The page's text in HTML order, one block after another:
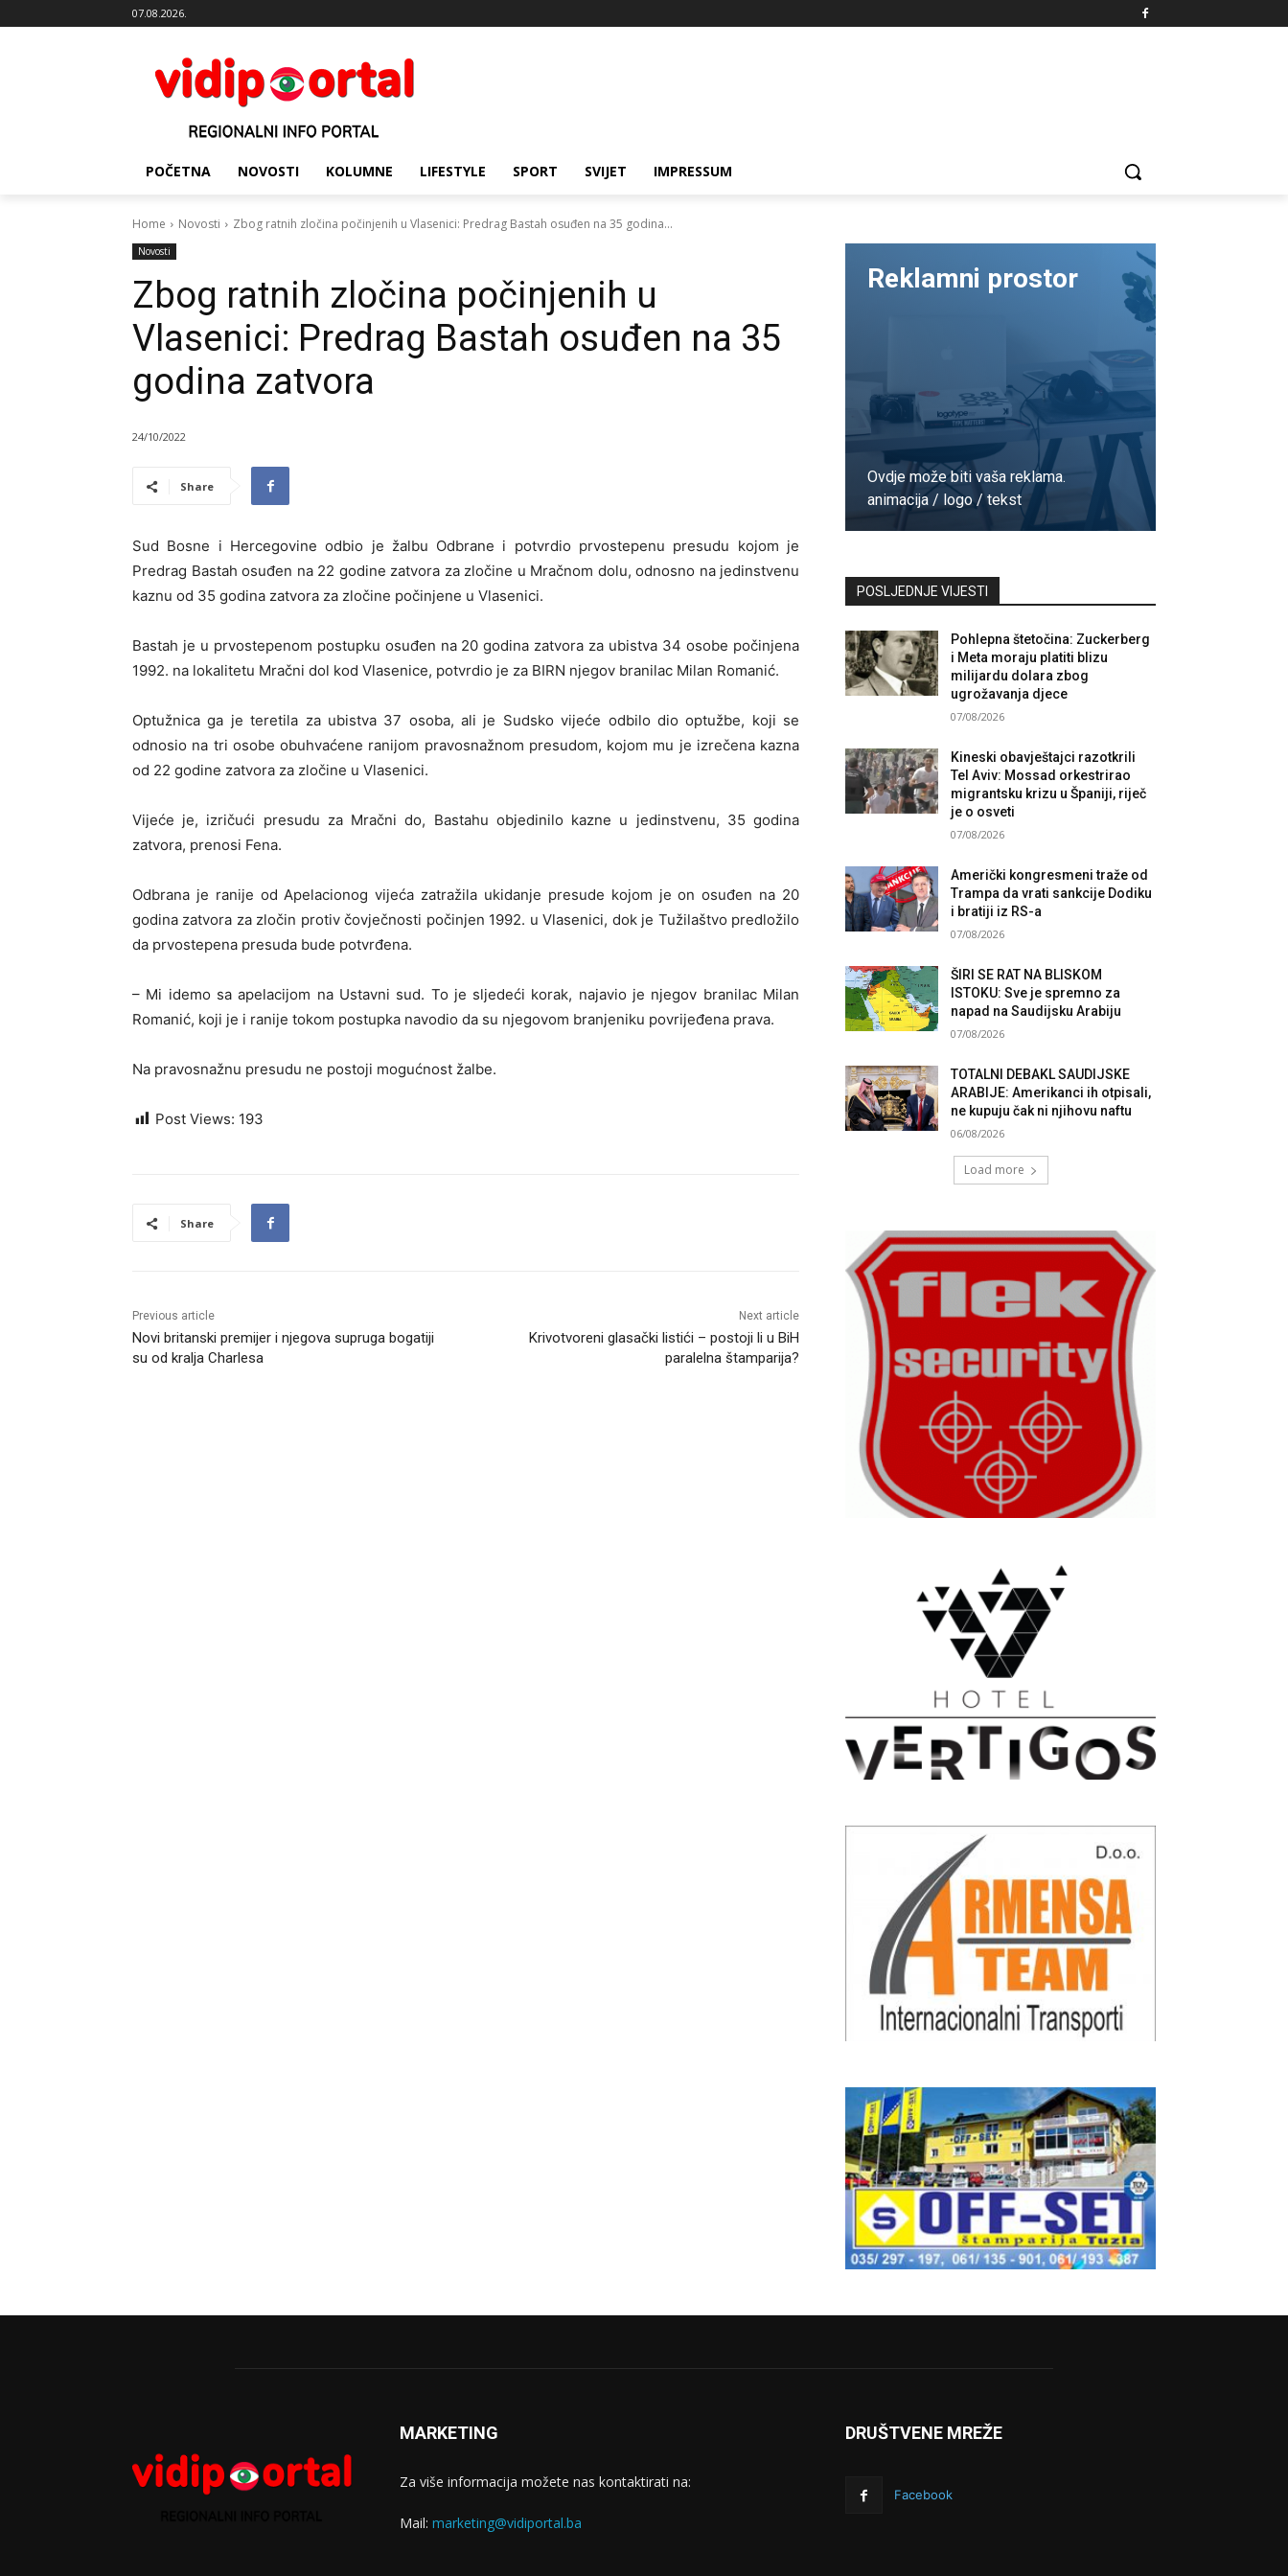
07.08.2026.
POČETNA NOVOSTI KOLUMNE LIFESTYLE SPORT SVIJET IMPRESSUM
Home Novosti Zbog ratnih zločina počinjenih u Vlasenici: Predrag Bastah osuđen na 35 godina...
Novosti
Zbog ratnih zločina počinjenih u
Vlasenici: Predrag Bastah osuđen na 35
godina zatvora
24/10/2022
Share
Sud Bosne i Hercegovine odbio je žalbu Odbrane i potvrdio prvostepenu presudu kojom je
Predrag Bastah osuđen na 22 godine zatvora za zločine u Mračnom dolu, odnosno na jedinstvenu
kaznu od 35 godina zatvora za zločine počinjene u Vlasenici.
Bastah je u prvostepenom postupku osuđen na 20 godina zatvora za ubistva 34 osobe počinjena
1992. na lokalitetu Mračni dol kod Vlasenice, potvrdio je za BIRN njegov branilac Milan Romanić.
Optužnica ga je teretila za ubistva 37 osoba, ali je Sudsko vijeće odbilo dio optužbe, koji se
odnosio na tri osobe obuhvaćene ranijom pravosnažnom presudom, kojom mu je izrečena kazna
od 22 godine zatvora za zločine u Vlasenici.
Vijeće je, izričući presudu za Mračni do, Bastahu objedinilo kazne u jedinstvenu, 35 godina
zatvora, prenosi Fena.
Odbrana je ranije od Apelacionog vijeća zatražila ukidanje presude kojom je on osuđen na 20
godina zatvora za zločin protiv čovječnosti počinjen 1992. u Vlasenici, dok je Tužilaštvo predložilo
da prvostepena presuda bude potvrđena.
– Mi idemo sa apelacijom na Ustavni sud. To je sljedeći korak, najavio je njegov branilac Milan
Romanić, koji je i ranije tokom postupka navodio da su njegovom branjeniku povrijeđena prava.
Na pravosnažnu presudu ne postoji mogućnost žalbe.
Post Views: 193
Share
Previous article
Novi britanski premijer i njegova supruga bogatiji
su od kralja Charlesa
Next article
Krivotvoreni glasački listići – postoji li u BiH
paralelna štamparija?
Reklamni prostor
Ovdje može biti vaša reklama.
animacija / logo / tekst
POSLJEDNJE VIJESTI
Pohlepna štetočina: Zuckerberg
i Meta moraju platiti blizu
milijardu dolara zbog
ugrožavanja djece
07/08/2026
Kineski obavještajci razotkrili
Tel Aviv: Mossad orkestrirao
migrantsku krizu u Španiji, riječ
je o osveti
07/08/2026
Američki kongresmeni traže od
Trampa da vrati sankcije Dodiku
i bratiji iz RS-a
07/08/2026
ŠIRI SE RAT NA BLISKOM
ISTOKU: Sve je spremno za
napad na Saudijsku Arabiju
07/08/2026
TOTALNI DEBAKL SAUDIJSKE
ARABIJE: Amerikanci ih otpisali,
ne kupuju čak ni njihovu naftu
06/08/2026
Load more
MARKETING
Za više informacija možete nas kontaktirati na:
Mail: marketing@vidiportal.ba
DRUŠTVENE MREŽE
Facebook